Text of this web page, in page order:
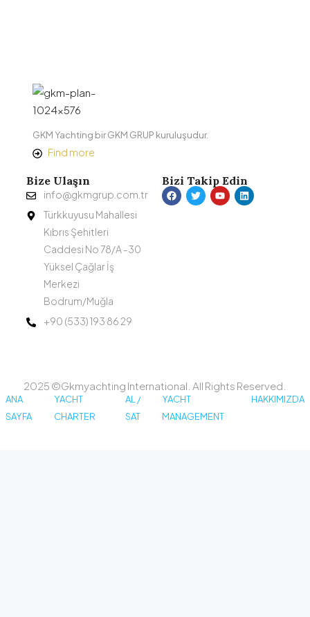
GKM Yachting bir GKM GRUP kuruluşudur.
Find more
Bize Ulaşın
info@gkmgrup.com.tr
Türkkuyusu Mahallesi
Kıbrıs Şehitleri
Caddesi No 78/A -30
Yüksel Çağlar İş
Merkezi
Bodrum/Muğla
+90 (533) 193 86 29
Bizi Takip Edin
2025 ©Gkmyachting International. All Rights Reserved.
ANA
SAYFA
YACHT
CHARTER
AL /
SAT
YACHT
MANAGEMENT
HAKKIMIZDA